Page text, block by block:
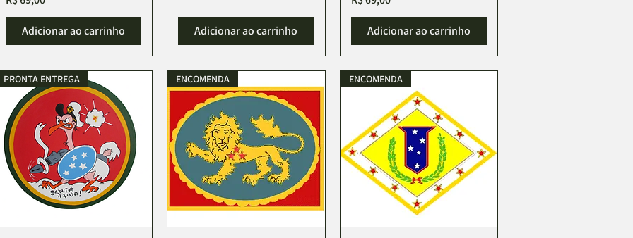
Adicionar ao carrinho Adicionar ao carrinho Adicionar ao carrinho
PRONTA ENTREGA ENCOMENDA ENCOMENDA